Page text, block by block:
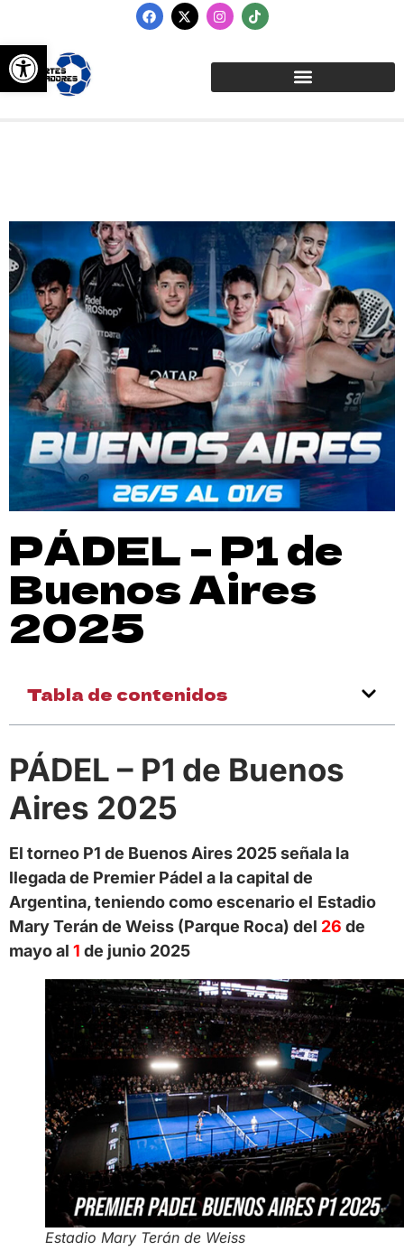
Abrir barra de herramientas
PÁDEL – P1 de
Buenos Aires
2025
Tabla de contenidos
PÁDEL – P1 de Buenos
Aires 2025
El torneo P1 de Buenos Aires 2025 señala la
llegada de Premier Pádel a la capital de
Argentina, teniendo como escenario el Estadio
Mary Terán de Weiss (Parque Roca) del 26 de
mayo al 1 de junio 2025
Estadio Mary Terán de Weiss